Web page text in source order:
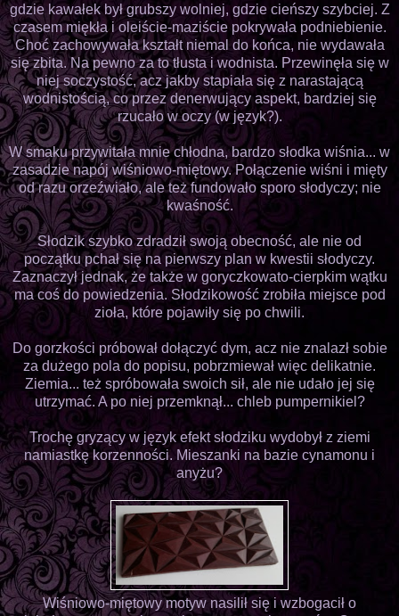
gdzie kawałek był grubszy wolniej, gdzie cieńszy szybciej. Z
czasem miękła i oleiście-maziście pokrywała podniebienie.
Choć zachowywała kształt niemal do końca, nie wydawała
się zbita. Na pewno za to tłusta i wodnista. Przewinęła się w
niej soczystość, acz jakby stapiała się z narastającą
wodnistością, co przez denerwujący aspekt, bardziej się
rzucało w oczy (w język?).
W smaku przywitała mnie chłodna, bardzo słodka wiśnia... w
zasadzie napój wiśniowo-miętowy. Połączenie wiśni i mięty
od razu orzeźwiało, ale też fundowało sporo słodyczy; nie
kwaśność.
Słodzik szybko zdradził swoją obecność, ale nie od
początku pchał się na pierwszy plan w kwestii słodyczy.
Zaznaczył jednak, że także w goryczkowato-cierpkim wątku
ma coś do powiedzenia. Słodzikowość zrobiła miejsce pod
zioła, które pojawiły się po chwili.
Do gorzkości próbował dołączyć dym, acz nie znalazł sobie
za dużego pola do popisu, pobrzmiewał więc delikatnie.
Ziemia... też spróbowała swoich sił, ale nie udało jej się
utrzymać. A po niej przemknął... chleb pumpernikiel?
Trochę gryzący w język efekt słodziku wydobył z ziemi
namiastkę korzenności. Mieszanki na bazie cynamonu i
anyżu?
Wiśniowo-miętowy motyw nasilił się i wzbogacił o